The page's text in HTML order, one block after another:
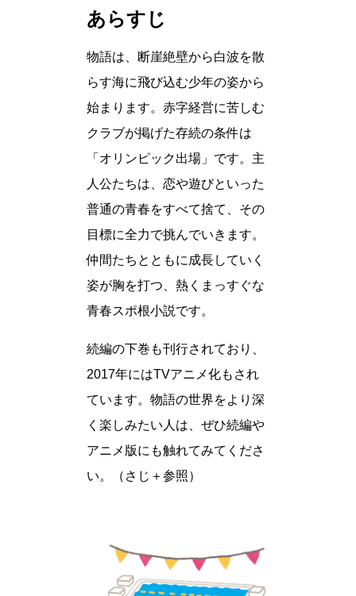
あらすじ
物語は、断崖絶壁から白波を散
らす海に飛び込む少年の姿から
始まります。赤字経営に苦しむ
クラブが掲げた存続の条件は
「オリンピック出場」です。主
人公たちは、恋や遊びといった
普通の青春をすべて捨て、その
目標に全力で挑んでいきます。
仲間たちとともに成長していく
姿が胸を打つ、熱くまっすぐな
青春スポ根小説です。
続編の下巻も刊行されており、
2017年にはTVアニメ化もされ
ています。物語の世界をより深
く楽しみたい人は、ぜひ続編や
アニメ版にも触れてみてくださ
い。（さじ＋参照）